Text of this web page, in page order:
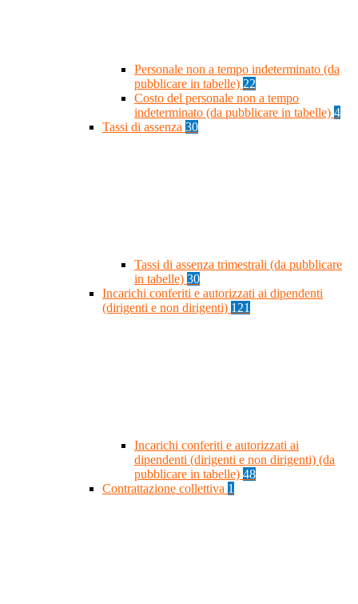
Personale non a tempo indeterminato (da
pubblicare in tabelle) 22
Costo del personale non a tempo
indeterminato (da pubblicare in tabelle) 4
Tassi di assenza 30
Tassi di assenza trimestrali (da pubblicare
in tabelle) 30
Incarichi conferiti e autorizzati ai dipendenti
(dirigenti e non dirigenti) 121
Incarichi conferiti e autorizzati ai
dipendenti (dirigenti e non dirigenti) (da
pubblicare in tabelle) 48
Contrattazione collettiva 1